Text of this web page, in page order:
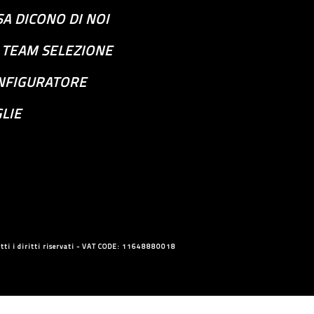
DICONO DI NOI
SELEZIONE
i diritti riservati - VAT CODE: 11648880018